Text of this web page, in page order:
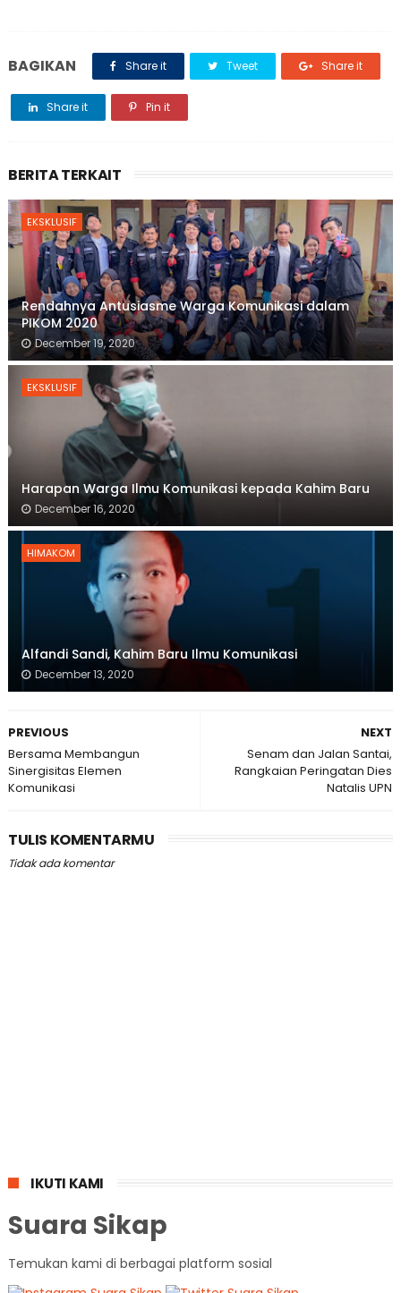
BAGIKAN Share it Tweet Share it
Share it Pin it
BERITA TERKAIT
EKSKLUSIF
Rendahnya Antusiasme Warga Komunikasi dalam
PIKOM 2020
December 19, 2020
EKSKLUSIF
Harapan Warga Ilmu Komunikasi kepada Kahim Baru
December 16, 2020
HIMAKOM
Alfandi Sandi, Kahim Baru Ilmu Komunikasi
December 13, 2020
NEXT
Senam dan Jalan Santai,
Rangkaian Peringatan Dies
Natalis UPN
PREVIOUS
Bersama Membangun
Sinergisitas Elemen
Komunikasi
TULIS KOMENTARMU
Tidak ada komentar
IKUTI KAMI
Suara Sikap
Temukan kami di berbagai platform sosial